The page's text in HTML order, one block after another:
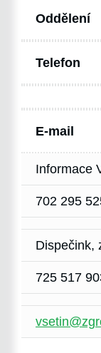
Oddělení
Telefon
E-mail
Informace
702 295
Dispečink,
725 517